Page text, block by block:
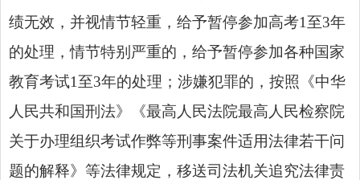
绩无效，并视情节轻重，给予暂停参加高考1至3年
的处理，情节特别严重的，给予暂停参加各种国家
教育考试1至3年的处理；涉嫌犯罪的，按照《中华
人民共和国刑法》《最高人民法院最高人民检察院
关于办理组织考试作弊等刑事案件适用法律若干问
题的解释》等法律规定，移送司法机关追究法律责